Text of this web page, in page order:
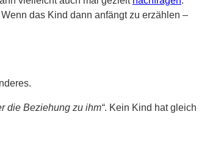
das Kind dann anfängt zu erzählen –
die Beziehung zu ihm“. Kein Kind hat gleich